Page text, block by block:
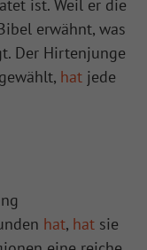
ist. Weil er die
erwähnt, was
Der Hirtenjunge
hat jede
hat, hat sie